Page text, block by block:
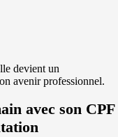
devient un
avenir professionnel.
avec son CPF